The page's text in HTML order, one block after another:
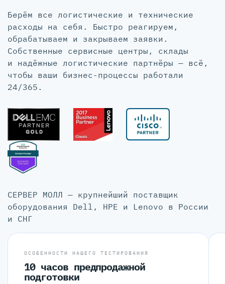
Берём все логистические и технические
расходы на себя. Быстро реагируем,
обрабатываем и закрываем заявки.
Собственные сервисные центры, склады
и надёжные логистические партнёры — всё,
чтобы ваши бизнес-процессы работали
24/365.
СЕРВЕР МОЛЛ — крупнейший поставщик
оборудования Dell, HPE и Lenovo в России
и СНГ
ОСОБЕННОСТИ НАШЕГО ТЕСТИРОВАНИЯ
10 часов предпродажной
подготовки